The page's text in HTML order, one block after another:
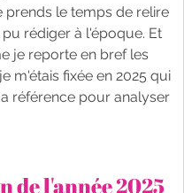
prends le temps de relire
rédiger à l'époque. Et
je reporte en bref les
m'étais fixée en 2025 qui
référence pour analyser
de l'année 2025